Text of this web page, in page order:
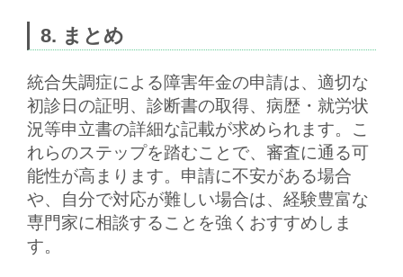
8. まとめ
統合失調症による障害年金の申請は、適切な
初診日の証明、診断書の取得、病歴・就労状
況等申立書の詳細な記載が求められます。こ
れらのステップを踏むことで、審査に通る可
能性が高まります。申請に不安がある場合
や、自分で対応が難しい場合は、経験豊富な
専門家に相談することを強くおすすめしま
す。